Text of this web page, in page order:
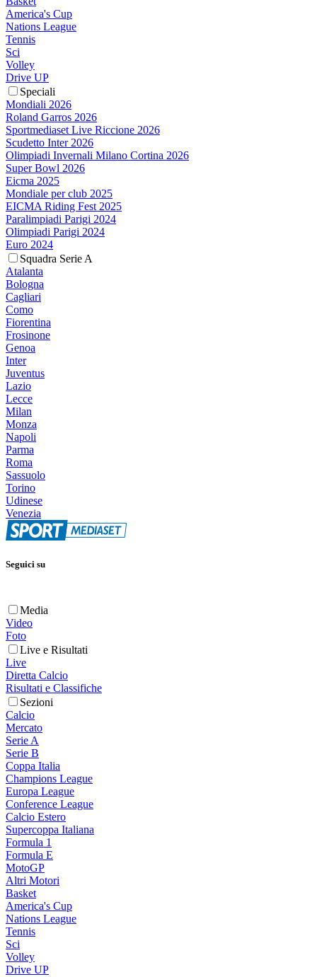
America's Cup
Nations League
Tennis
Sci
Volley
Drive UP
Speciali
Mondiali 2026
Roland Garros 2026
Sportmediaset Live Riccione 2026
Scudetto Inter 2026
Olimpiadi Invernali Milano Cortina 2026
Super Bowl 2026
Eicma 2025
Mondiale per club 2025
EICMA Riding Fest 2025
Paralimpiadi Parigi 2024
Olimpiadi Parigi 2024
Euro 2024
Squadra Serie A
Atalanta
Bologna
Cagliari
Como
Fiorentina
Frosinone
Genoa
Inter
Juventus
Lazio
Lecce
Milan
Monza
Napoli
Parma
Roma
Sassuolo
Torino
Udinese
Venezia
Seguici su
Media
Video
Foto
Live e Risultati
Live
Diretta Calcio
Risultati e Classifiche
Sezioni
Calcio
Mercato
Serie A
Serie B
Coppa Italia
Champions League
Europa League
Conference League
Calcio Estero
Supercoppa Italiana
Formula 1
Formula E
MotoGP
Altri Motori
Basket
America's Cup
Nations League
Tennis
Sci
Volley
Drive UP